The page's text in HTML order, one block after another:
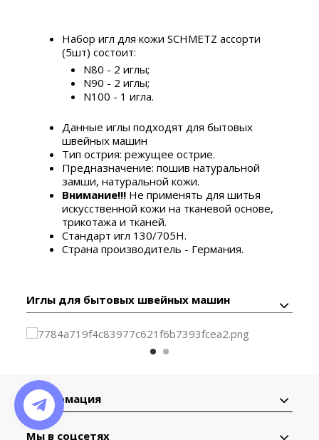
Набор игл для кожи SCHMETZ ассорти
(5шт) состоит:
N80 - 2 иглы;
N90 - 2 иглы;
N100 - 1 игла.
Данные иглы подходят для бытовых
швейных машин
Тип острия: режущее острие.
Предназначение: пошив натуральной
замши, натуральной кожи.
Внимание!!! Не применять для шитья
искусственной кожи на тканевой основе,
трикотажа и тканей.
Стандарт игл 130/705H.
Страна производитель - Германия.
Иглы для бытовых швейных машин
Информация
Мы в соцсетях